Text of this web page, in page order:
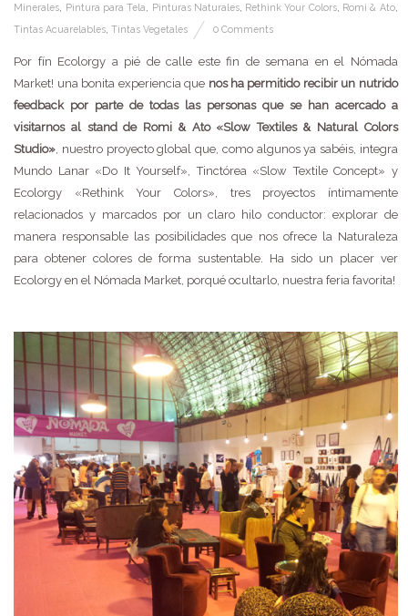
Minerales
Pintura para Tela Pinturas Naturales, Rethink Your Colors, Romi & Ato,
Tintas Acuarelables ,Tintas Vegetales 0 Comments
Por fín Ecolorgy a pié de calle este fin de semana en el Nómada
Market! una bonita experiencia que nos ha permitido recibir un nutrido
feedback por parte de todas las personas que se han acercado a
visitarnos al stand de Romi & Ato «Slow Textiles & Natural Colors
Studio», nuestro proyecto global que, como algunos ya sabéis, integra
Mundo Lanar «Do It Yourself», Tinctórea «Slow Textile Concept» y
Ecolorgy «Rethink Your Colors», tres proyectos íntimamente
relacionados y marcados por un claro hilo conductor: explorar de
manera responsable las posibilidades que nos ofrece la Naturaleza
para obtener colores de forma sustentable. Ha sido un placer ver
Ecolorgy en el Nómada Market, porqué ocultarlo, nuestra feria favorita!